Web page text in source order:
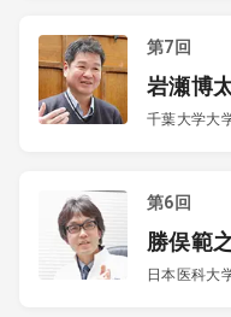
第7回
岩瀬博
千葉大学大
第6回
勝俣範
日本医科大